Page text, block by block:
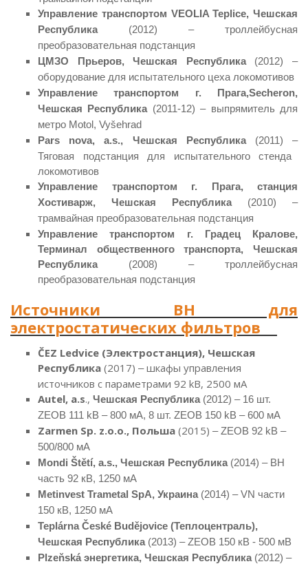
Управление транспортом VEOLIA Teplice, Чешская
Республика (2012) – троллейбусная
преобразовательная подстанция
ЦМЗО Прьеров, Чешская Республика(2012) –
оборудование для испытательного цеха локомотивов
Управление транспортом г. Прага,Secheron,
Чешская Республика (2011-12) – выпрямитель для
метро Motol, Vyšehrad
Pars nova, a.s., Чешская Республика(2011)–
Тяговая подстанция для испытательного стенда
локомотивов
Управление транспортом г. Прага, станция
Хостиварж, Чешская Республика (2010) –
трамвайная преобразовательная подстанция
Управление транспортом г. Градец Кралове,
Терминал общественного транспорта, Чешская
Республика (2008) – троллейбусная
преобразовательная подстанция
Источники ВН для
электростатических фильтров
ČEZ Ledvice (Электростанция), Чешская
Республика (2017) –шкафы управления
источников с параметрами 92 kВ, 2500 мА
Autel, a.s., Чешская Республика (2012) – 16 шт.
ZEOB 111 kВ –800 мA, 8 шт. ZEOB 150 kВ –600 мA
Zarmen Sp. z.o.o., Польша (2015) – ZEOB 92 kВ –
500/800 мA
Mondi Štětí, a.s., Чешская Республика (2014) –ВН
часть 92 кВ, 1250 мА
Metinvest Trametal SpA, Украина (2014) –VN части
150 кВ, 1250 мА
Teplárna České Budějovice (Теплоцентраль),
Чешская Республика (2013) – ZEOB 150 кВ - 500 мВ
Plzeňská энергетика, Чешская Республика (2012) –